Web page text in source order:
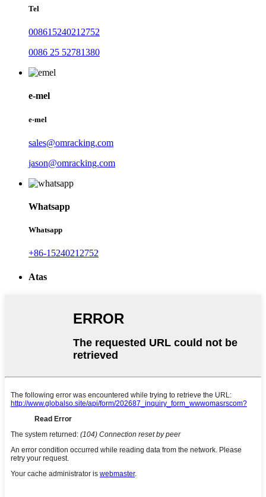
Tel
008615240212752
0086 25 52781380
e-mel
e-mel
sales@omracking.com
jason@omracking.com
Whatsapp
Whatsapp
+86-15240212752
Atas